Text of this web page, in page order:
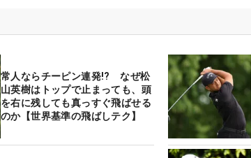
常人ならチーピン連発!? なぜ松
山英樹はトップで止まっても、頭
を右に残しても真っすぐ飛ばせる
のか【世界基準の飛ばしテク】